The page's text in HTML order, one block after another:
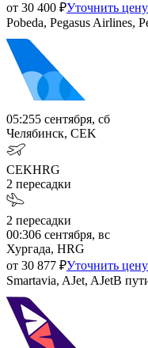
от 30 400 ₽Уточнить цену
Pobeda, Pegasus Airlines,
05:255 сентября, сб
Челябинск, CEK
CEKHRG
2 пересадки
2 пересадки
00:306 сентября, вс
Хургада, HRG
от 30 877 ₽Уточнить цену
Smartavia, AJet, AJetВ